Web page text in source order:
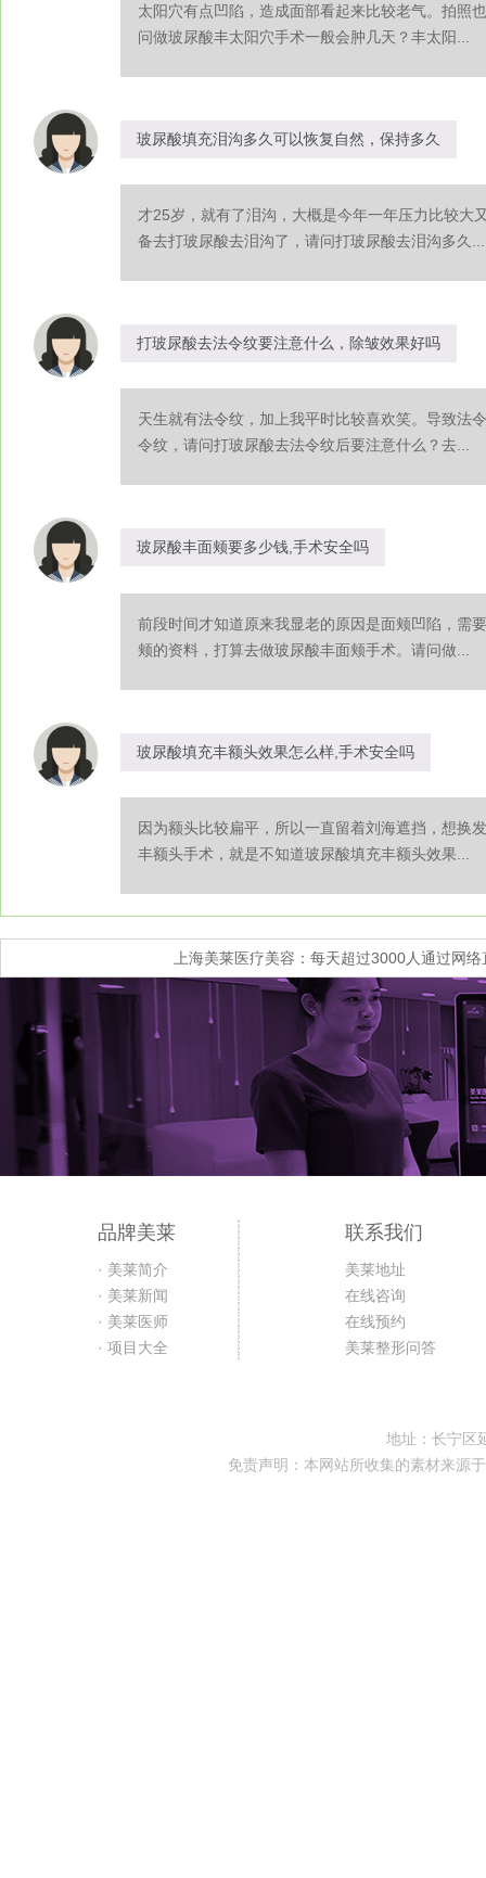
太阳穴有点凹陷，造成面部看起来比较老气。拍照
问做玻尿酸丰太阳穴手术一般会肿几天？丰太阳...
玻尿酸填充泪沟多久可以恢复自然，保持多久
才25岁，就有了泪沟，大概是今年一年压力比较大
备去打玻尿酸去泪沟了，请问打玻尿酸去泪沟多久...
打玻尿酸去法令纹要注意什么，除皱效果好吗
天生就有法令纹，加上我平时比较喜欢笑。导致法
令纹，请问打玻尿酸去法令纹后要注意什么？去...
玻尿酸丰面颊要多少钱,手术安全吗
前段时间才知道原来我显老的原因是面颊凹陷，需
颊的资料，打算去做玻尿酸丰面颊手术。请问做...
玻尿酸填充丰额头效果怎么样,手术安全吗
因为额头比较扁平，所以一直留着刘海遮挡，想换
丰额头手术，就是不知道玻尿酸填充丰额头效果...
上海美莱医疗美容：每天超过3000人通过网
品牌美莱
· 美莱简介
· 美莱新闻
· 美莱医师
· 项目大全
联系我们
美莱地址
在线咨询
在线预约
美莱整形问答
地址：长宁区
免责声明：本网站所收集的素材来源